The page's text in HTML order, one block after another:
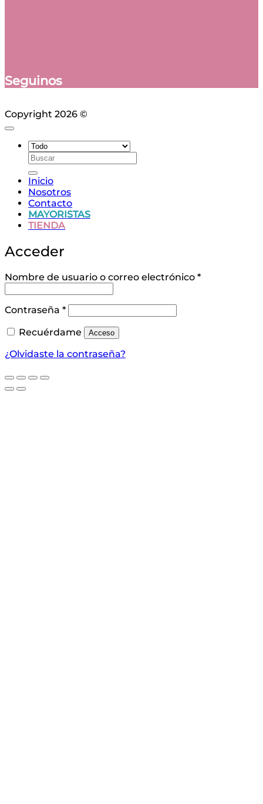
Seguinos
Copyright 2026 ©
Buscar
Inicio
Nosotros
Contacto
MAYORISTAS
TIENDA
Acceder
Nombre de usuario o correo electrónico *Obligatorio
Contraseña *Obligatorio
Recuérdame Acceso
¿Olvidaste la contraseña?